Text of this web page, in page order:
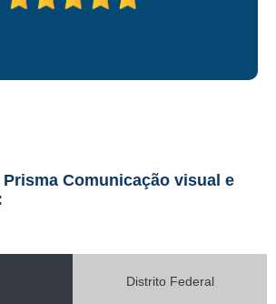
Comunicação visual e
Distrito Federal